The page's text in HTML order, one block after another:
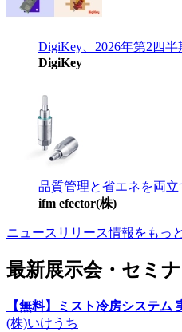
DigiKey、2026年第2四
DigiKey
品質管理と省エネを両
ifm efector(株)
ニュースリリース情報をもっ
最新展示会・セミ
【無料】ミスト冷房システム
(株)いけうち